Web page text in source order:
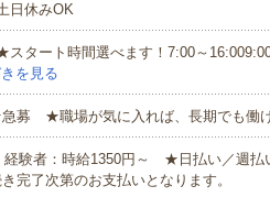
日休みOK
タート時間選べます！7:00～
を見る
募 ★職場が気に入れば、長期でも働け
験者：時給1350円～ ★日払い／週払
完了次第のお支払いとなります。